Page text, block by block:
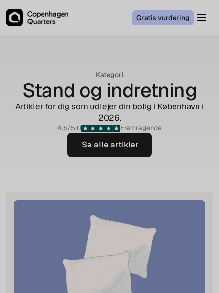
Gratis vurdering
Kategori
Stand og indretning
Artikler for dig som udlejer din bolig i København i
2026.
4.6/5.0 Fremragende
Se alle artikler
Se alle artikler